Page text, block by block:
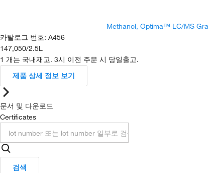
Methanol, Optima™ LC/MS
카탈로그 번호: A456
147,050/2.5L
1 개는 국내재고. 3시 이전 주문 시 당일출고.
제품 상세 정보 보기
문서 및 다운로드
Certificates
검색